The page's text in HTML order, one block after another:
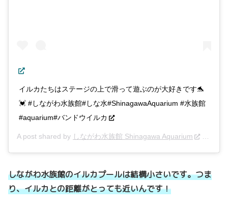
イルカたちはステージの上で滑って遊ぶのが大好きです🐬
💓 #しながわ水族館#しな水#ShinagawaAquarium #水族館
#aquarium#バンドウイルカ
A post shared by しながわ水族館 Shinagawa Aquarium
しながわ水族館のイルカプールは結構小さいです。つま
り、イルカとの距離がとっても近いんです！